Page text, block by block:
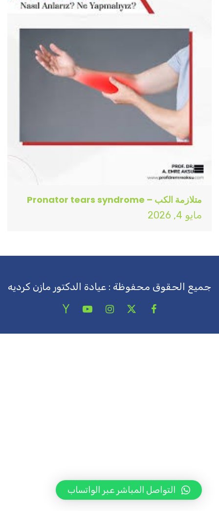
متلازمة الكب – Pronator tears syndrome
مايو 4, 2026
جميع الحقوق محفوظة : عيادة الدكتور مازن كرديه
التواصل المباشر عبر الواتساب